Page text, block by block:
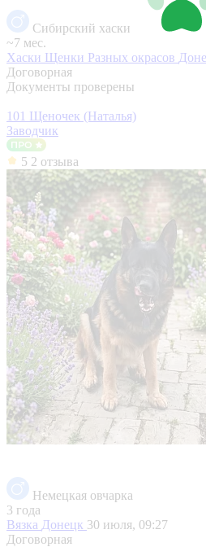
Сибирский хаски
~7 мес.
Хаски Щенки Разных окрасов
Договорная
Документы проверены
101 Щеночек (Наталья)
Заводчик
5 2 отзыва
Немецкая овчарка
3 года
Вязка Донецк 30 июля, 09:27
Договорная